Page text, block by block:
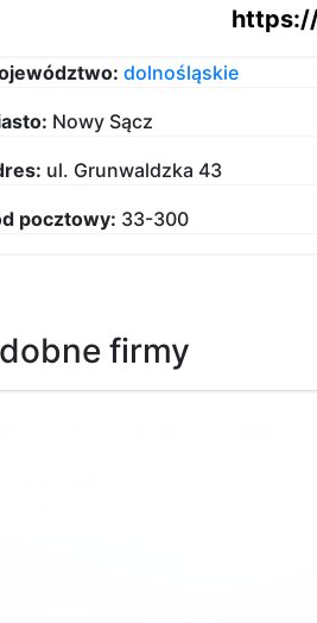
dolnośląskie
Nowy Sącz
ul. Grunwaldzka 43
pocztowy: 33-300
firmy